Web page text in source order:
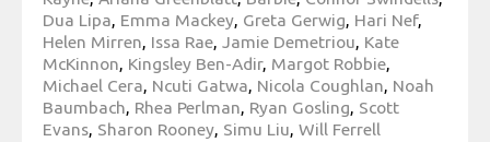
Dua Lipa, Emma Mackey, Greta Gerwig, Hari Nef,
Helen Mirren, Issa Rae, Jamie Demetriou, Kate
McKinnon, Kingsley Ben-Adir, Margot Robbie,
Michael Cera, Ncuti Gatwa, Nicola Coughlan, Noah
Baumbach, Rhea Perlman, Ryan Gosling, Scott
Evans, Sharon Rooney, Simu Liu, Will Ferrell